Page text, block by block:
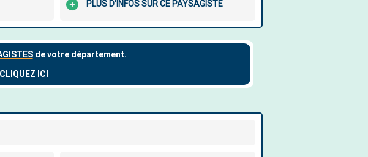
PLUS D'INFOS SUR CE PAYSAGISTE